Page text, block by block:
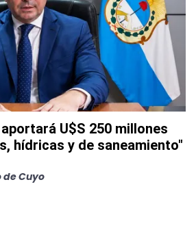
U$S 250 millones
hídricas y de saneamiento"
de Cuyo